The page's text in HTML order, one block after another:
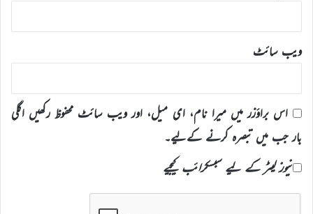
ویب‌ سائٹ
اس براؤزر میں میرا نام، ای میل، اور ویب سائٹ محفوظ رکھیں اگلی
بار جب میں تبصرہ کرنے کےلیے۔
نیوز لیٹر کے لیے سبسکرائب کیجیے